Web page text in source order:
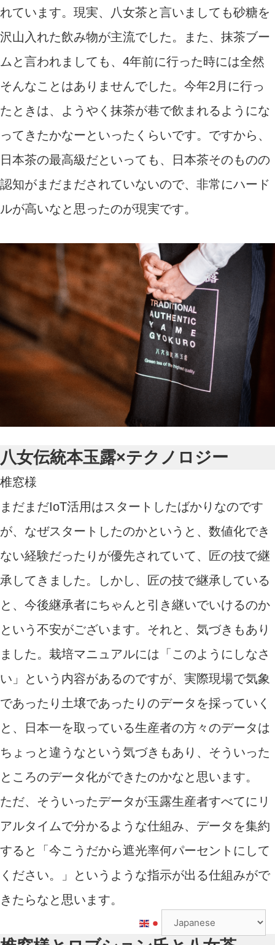
れています。現実、八女茶と言いましても砂糖を
沢山入れた飲み物が主流でした。また、抹茶ブー
ムと言われましても、4年前に行った時には全然
そんなことはありませんでした。今年2月に行っ
たときは、ようやく抹茶が巷で飲まれるようにな
ってきたかなーといったくらいです。ですから、
日本茶の最高級だといっても、日本茶そのものの
認知がまだまだされていないので、非常にハード
ルが高いなと思ったのが現実です。
八女伝統本玉露×テクノロジー
椎窓様
まだまだIoT活用はスタートしたばかりなのです
が、なぜスタートしたのかというと、数値化でき
ない経験だったりが優先されていて、匠の技で継
承してきました。しかし、匠の技で継承している
と、今後継承者にちゃんと引き継いでいけるのか
という不安がございます。それと、気づきもあり
ました。栽培マニュアルには「このようにしなさ
い」という内容があるのですが、実際現場で気象
であったり土壌であったりのデータを採っていく
と、日本一を取っている生産者の方々のデータは
ちょっと違うなという気づきもあり、そういった
ところのデータ化ができたのかなと思います。
ただ、そういったデータが玉露生産者すべてにリ
アルタイムで分かるような仕組み、データを集約
すると「今こうだから遮光率何パーセントにして
ください。」というような指示が出る仕組みがで
きたらなと思います。